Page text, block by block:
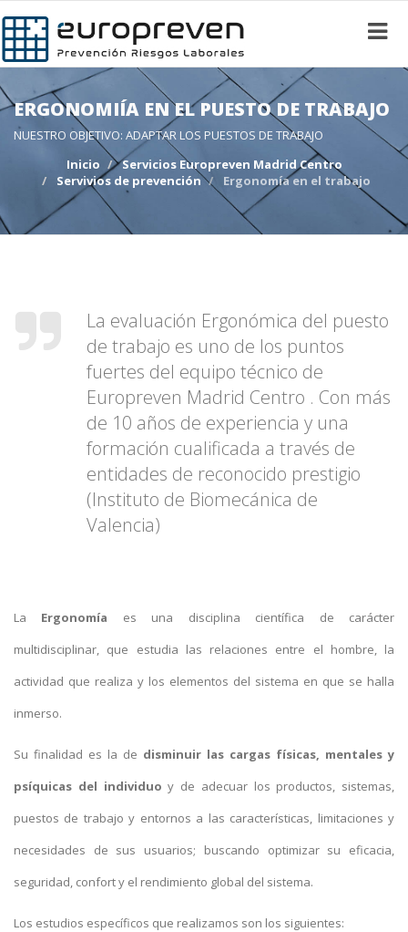
ERGONOMIÍA EN EL PUESTO DE TRABAJO
NUESTRO OBJETIVO: ADAPTAR LOS PUESTOS DE TRABAJO
Inicio
Servicios Europreven Madrid Centro
Servivios de prevención
Ergonomía en el trabajo
La evaluación Ergonómica del puesto
de trabajo es uno de los puntos
fuertes del equipo técnico de
Europreven Madrid Centro . Con más
de 10 años de experiencia y una
formación cualificada a través de
entidades de reconocido prestigio
(Instituto de Biomecánica de
Valencia)
La Ergonomía es una disciplina científica de carácter
multidisciplinar, que estudia las relaciones entre el hombre, la
actividad que realiza y los elementos del sistema en que se halla
inmerso.
Su finalidad es la de disminuir las cargas físicas, mentales y
psíquicas del individuo y de adecuar los productos, sistemas,
puestos de trabajo y entornos a las características, limitaciones y
necesidades de sus usuarios; buscando optimizar su eficacia,
seguridad, confort y el rendimiento global del sistema.
Los estudios específicos que realizamos son los siguientes: